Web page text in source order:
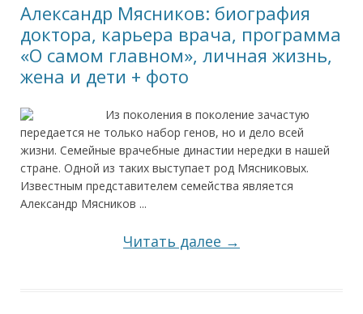
Александр Мясников: биография
доктора, карьера врача, программа
«О самом главном», личная жизнь,
жена и дети + фото
Из поколения в поколение зачастую
передается не только набор генов, но и дело всей
жизни. Семейные врачебные династии нередки в нашей
стране. Одной из таких выступает род Мясниковых.
Известным представителем семейства является
Александр Мясников ...
Читать далее →